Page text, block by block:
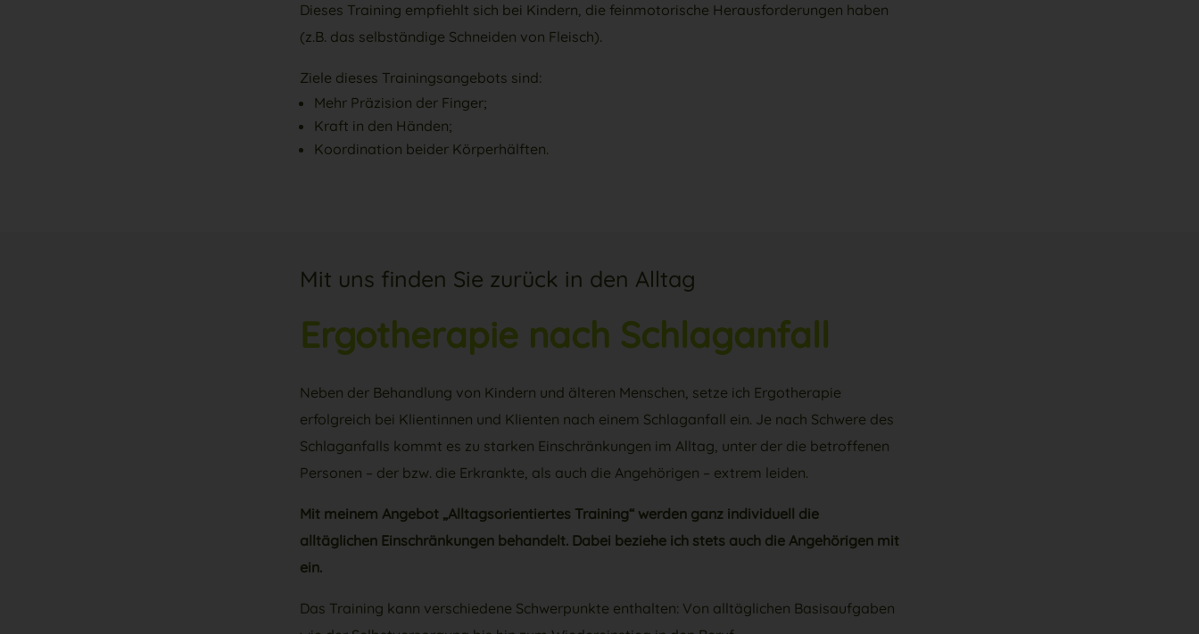
Dieses Training empfiehlt sich bei Kindern, die feinmotorische Herausforderungen haben
(z.B. das selbständige Schneiden von Fleisch).
Ziele dieses Trainingsangebots sind:
Mehr Präzision der Finger;
Kraft in den Händen;
Koordination beider Körperhälften.
Mit uns finden Sie zurück in den Alltag
Ergotherapie nach Schlaganfall
Neben der Behandlung von Kindern und älteren Menschen, setze ich Ergotherapie
erfolgreich bei Klientinnen und Klienten nach einem Schlaganfall ein. Je nach Schwere des
Schlaganfalls kommt es zu starken Einschränkungen im Alltag, unter der die betroffenen
Personen – der bzw. die Erkrankte, als auch die Angehörigen – extrem leiden.
Mit meinem Angebot „Alltagsorientiertes Training“ werden ganz individuell die
alltäglichen Einschränkungen behandelt. Dabei beziehe ich stets auch die Angehörigen mit
ein.
Das Training kann verschiedene Schwerpunkte enthalten: Von alltäglichen Basisaufgaben